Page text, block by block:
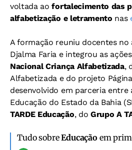
voltada aofortalecimento das
alfabetização e letramento nas
A formação reuniu docentes no
Djalma Faria e integrou as
Nacional Criança Alfabetizada,
Alfabetizada e do projeto
desenvolvido em parceria entre
Educação do Estado da Bahia
TARDE Educação, do Grupo A
Tudo sobreEducação em